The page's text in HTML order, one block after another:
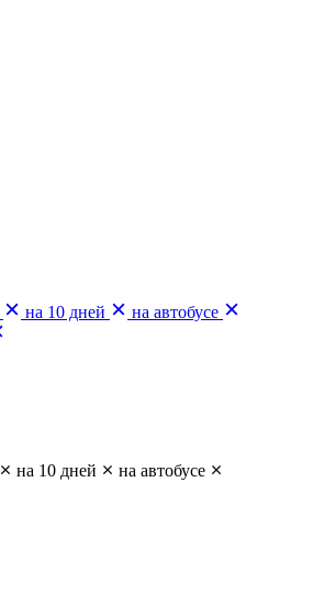
на 10 дней
на автобусе
на 10 дней
на автобусе